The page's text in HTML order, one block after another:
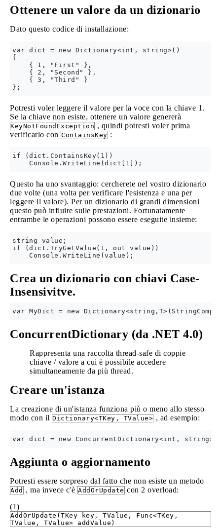
Ottenere un valore da un dizionario
Dato questo codice di installazione:
var dict = new Dictionary<int, string>()
{
    { 1, "First" },
    { 2, "Second" },
    { 3, "Third" }
Potresti voler leggere il valore per la voce con la chiave 1.
Se la chiave non esiste, ottenere un valore genererà
KeyNotFoundException , quindi potresti voler prima
verificarlo con ContainsKey :
if (dict.ContainsKey(1))
Questo ha uno svantaggio: cercherete nel vostro dizionario
due volte (una volta per verificare l'esistenza e una per
leggere il valore). Per un dizionario di grandi dimensioni
questo può influire sulle prestazioni. Fortunatamente
entrambe le operazioni possono essere eseguite insieme:
string value;
if (dict.TryGetValue(1, out value))
Crea un dizionario con chiavi Case-
Insensivitve.
ConcurrentDictionary (da .NET 4.0)
Rappresenta una raccolta thread-safe di coppie
chiave / valore a cui è possibile accedere
simultaneamente da più thread.
Creare un'istanza
La creazione di un'istanza funziona più o meno allo stesso
modo con il Dictionary<TKey, TValue> , ad esempio:
Aggiunta o aggiornamento
Potresti essere sorpreso dal fatto che non esiste un metodo
Add , ma invece c'è AddOrUpdate con 2 overload:
(1)
AddOrUpdate(TKey key, TValue, Func<TKey,
TValue, TValue> addValue)